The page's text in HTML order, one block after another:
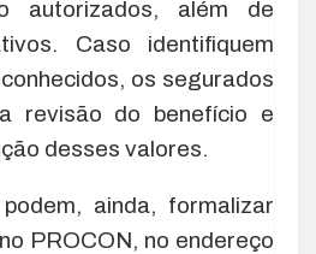
autorizados, além de
Caso identifiquem
os segurados
revisão do benefício e
desses valores.
ainda, formalizar
PROCON, no endereço